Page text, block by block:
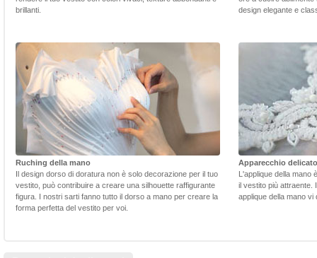
brillanti.
design elegante e
Ruching della mano
Il design dorso di doratura non è solo decorazione per il tuo
vestito, può contribuire a creare una silhouette raffigurante
figura. I nostri sarti fanno tutto il dorso a mano per creare la
forma perfetta del vestito per voi.
Apparecchio delicato
L'applique della mano
il vestito più attraente.
applique della mano